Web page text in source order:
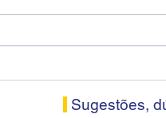
Sugestões,